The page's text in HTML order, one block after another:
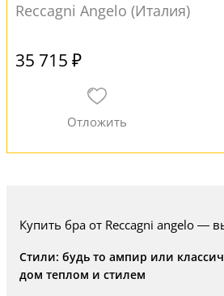
Reccagni Angelo (Италия)
35 715 ₽
Купить бра от Reccagni angelo —
Стили: будь то ампир или
дом теплом и стилем